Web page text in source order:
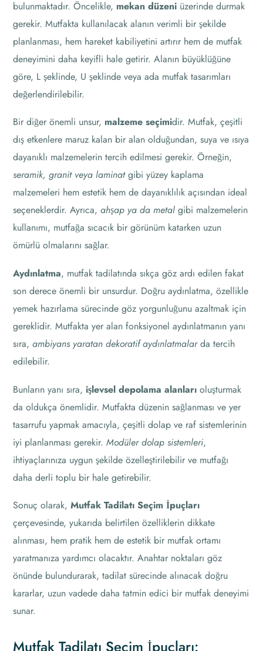
bulunmaktadır. Öncelikle, mekan düzeni üzerinde durmak
gerekir. Mutfakta kullanılacak alanın verimli bir şekilde
planlanması, hem hareket kabiliyetini artırır hem de mutfak
deneyimini daha keyifli hale getirir. Alanın büyüklüğüne
göre, L şeklinde, U şeklinde veya ada mutfak tasarımları
değerlendirilebilir.
Bir diğer önemli unsur, malzeme seçimidir. Mutfak, çeşitli
dış etkenlere maruz kalan bir alan olduğundan, suya ve ısıya
dayanıklı malzemelerin tercih edilmesi gerekir. Örneğin,
seramik, granit veya laminatgibi yüzey kaplama
malzemeleri hem estetik hem de dayanıklılık açısından ideal
seçeneklerdir. Ayrıca,ahşap ya da metal gibi malzemelerin
kullanımı, mutfağa sıcacık bir görünüm katarken uzun
ömürlü olmalarını sağlar.
Aydınlatma, mutfak tadilatında sıkça göz ardı edilen fakat
son derece önemli bir unsurdur. Doğru aydınlatma, özellikle
yemek hazırlama sürecinde göz yorgunluğunu azaltmak için
gereklidir. Mutfakta yer alan fonksiyonel aydınlatmanın yanı
sıra,ambiyans yaratan dekoratif aydınlatmalarda tercih
edilebilir.
Bunların yanı sıra, işlevsel depolama alanları oluşturmak
da oldukça önemlidir. Mutfakta düzenin sağlanması ve yer
tasarrufu yapmak amacıyla, çeşitli dolap ve raf sistemlerinin
iyi planlanması gerekir.Modüler dolap sistemleri,
ihtiyaçlarınıza uygun şekilde özelleştirilebilir ve mutfağı
daha derli toplu bir hale getirebilir.
Sonuç olarak,Mutfak Tadilatı Seçim İpuçları
çerçevesinde, yukarıda belirtilen özelliklerin dikkate
alınması, hem pratik hem de estetik bir mutfak ortamı
yaratmanıza yardımcı olacaktır. Anahtar noktaları göz
önünde bulundurarak, tadilat sürecinde alınacak doğru
kararlar, uzun vadede daha tatmin edici bir mutfak deneyimi
sunar.
Mutfak Tadilatı Seçim İpuçları: